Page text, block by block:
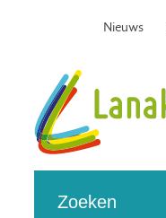
Naar inhoudNieuws
Gemeente Lanaken